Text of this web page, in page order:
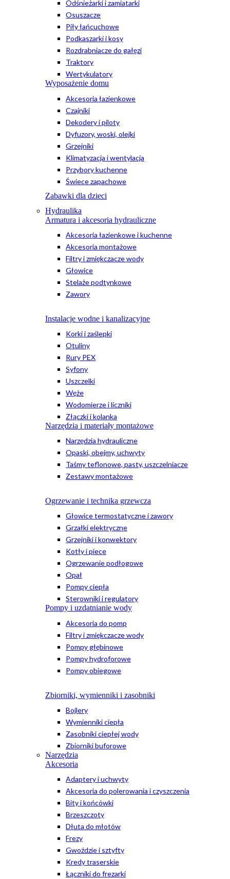
Odśnieżarki i zamiatarki
Osuszacze
Piły łańcuchowe
Podkaszarki i kosy
Rozdrabniacze do gałęzi
Traktory
Wertykulatory
Wyposażenie domu
Akcesoria łazienkowe
Czajniki
Dekodery i piloty
Dyfuzory, woski, olejki
Grzejniki
Klimatyzacja i wentylacja
Przybory kuchenne
Świece zapachowe
Zabawki dla dzieci
Hydraulika
Armatura i akcesoria hydrauliczne
Akcesoria łazienkowe i kuchenne
Akcesoria montażowe
Filtry i zmiękczacze wody
Głowice
Stelaże podtynkowe
Zawory
Instalacje wodne i kanalizacyjne
Korki i zaślepki
Otuliny
Rury PEX
Syfony
Uszczelki
Węże
Wodomierze i liczniki
Złączki i kolanka
Narzędzia i materiały montażowe
Narzędzia hydrauliczne
Opaski, obejmy, uchwyty
Taśmy teflonowe, pasty, uszczelniacze
Zestawy montażowe
Ogrzewanie i technika grzewcza
Głowice termostatyczne i zawory
Grzałki elektryczne
Grzejniki i konwektory
Kotły i piece
Ogrzewanie podłogowe
Opał
Pompy ciepła
Sterowniki i regulatory
Pompy i uzdatnianie wody
Akcesoria do pomp
Filtry i zmiękczacze wody
Pompy głębinowe
Pompy hydroforowe
Pompy obiegowe
Zbiorniki, wymienniki i zasobniki
Bojlery
Wymienniki ciepła
Zasobniki ciepłej wody
Zbiorniki buforowe
Narzędzia
Akcesoria
Adaptery i uchwyty
Akcesoria do polerowania i czyszczenia
Bity i końcówki
Brzeszczoty
Dłuta do młotów
Frezy
Gwoździe i sztyfty
Kredy traserskie
Łączniki do frezarki